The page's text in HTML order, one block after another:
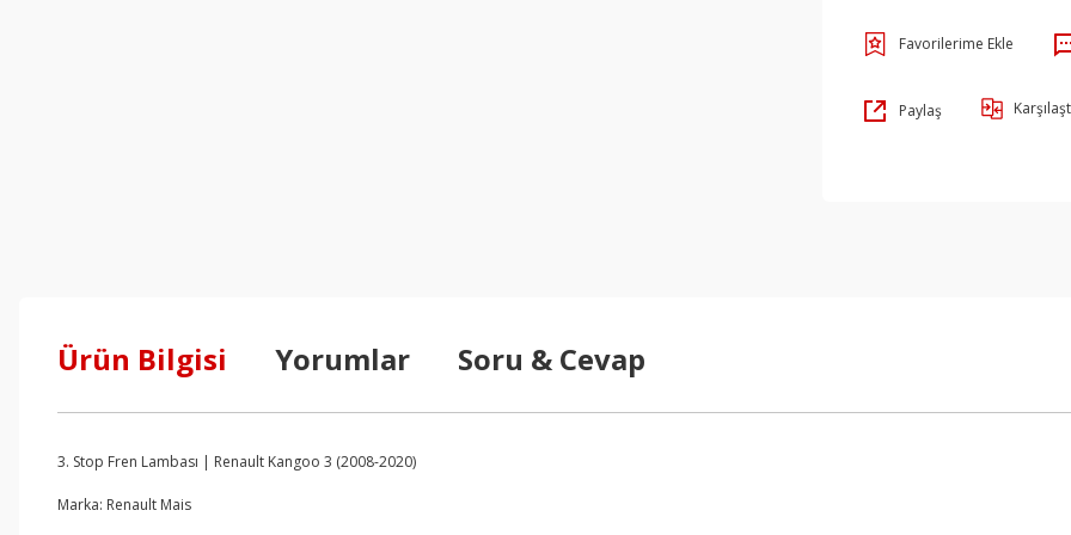
Paylaş
Ürün Bilgisi Yorumlar Soru & Cevap
3. Stop Fren Lambası | Renault Kangoo 3 (2008-2020)
Marka: Renault Mais